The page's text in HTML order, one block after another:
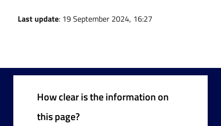
Last update: 19 September 2024, 16:27
How clear is the information on
this page?